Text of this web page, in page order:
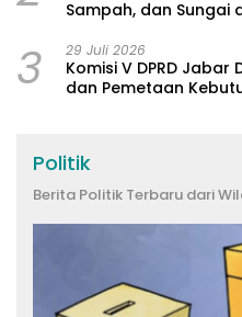
Sampah, dan Sungai
3 29 Juli 2026
Komisi V DPRD
dan Pemetaan
Politik
Berita Politik Terbaru dari